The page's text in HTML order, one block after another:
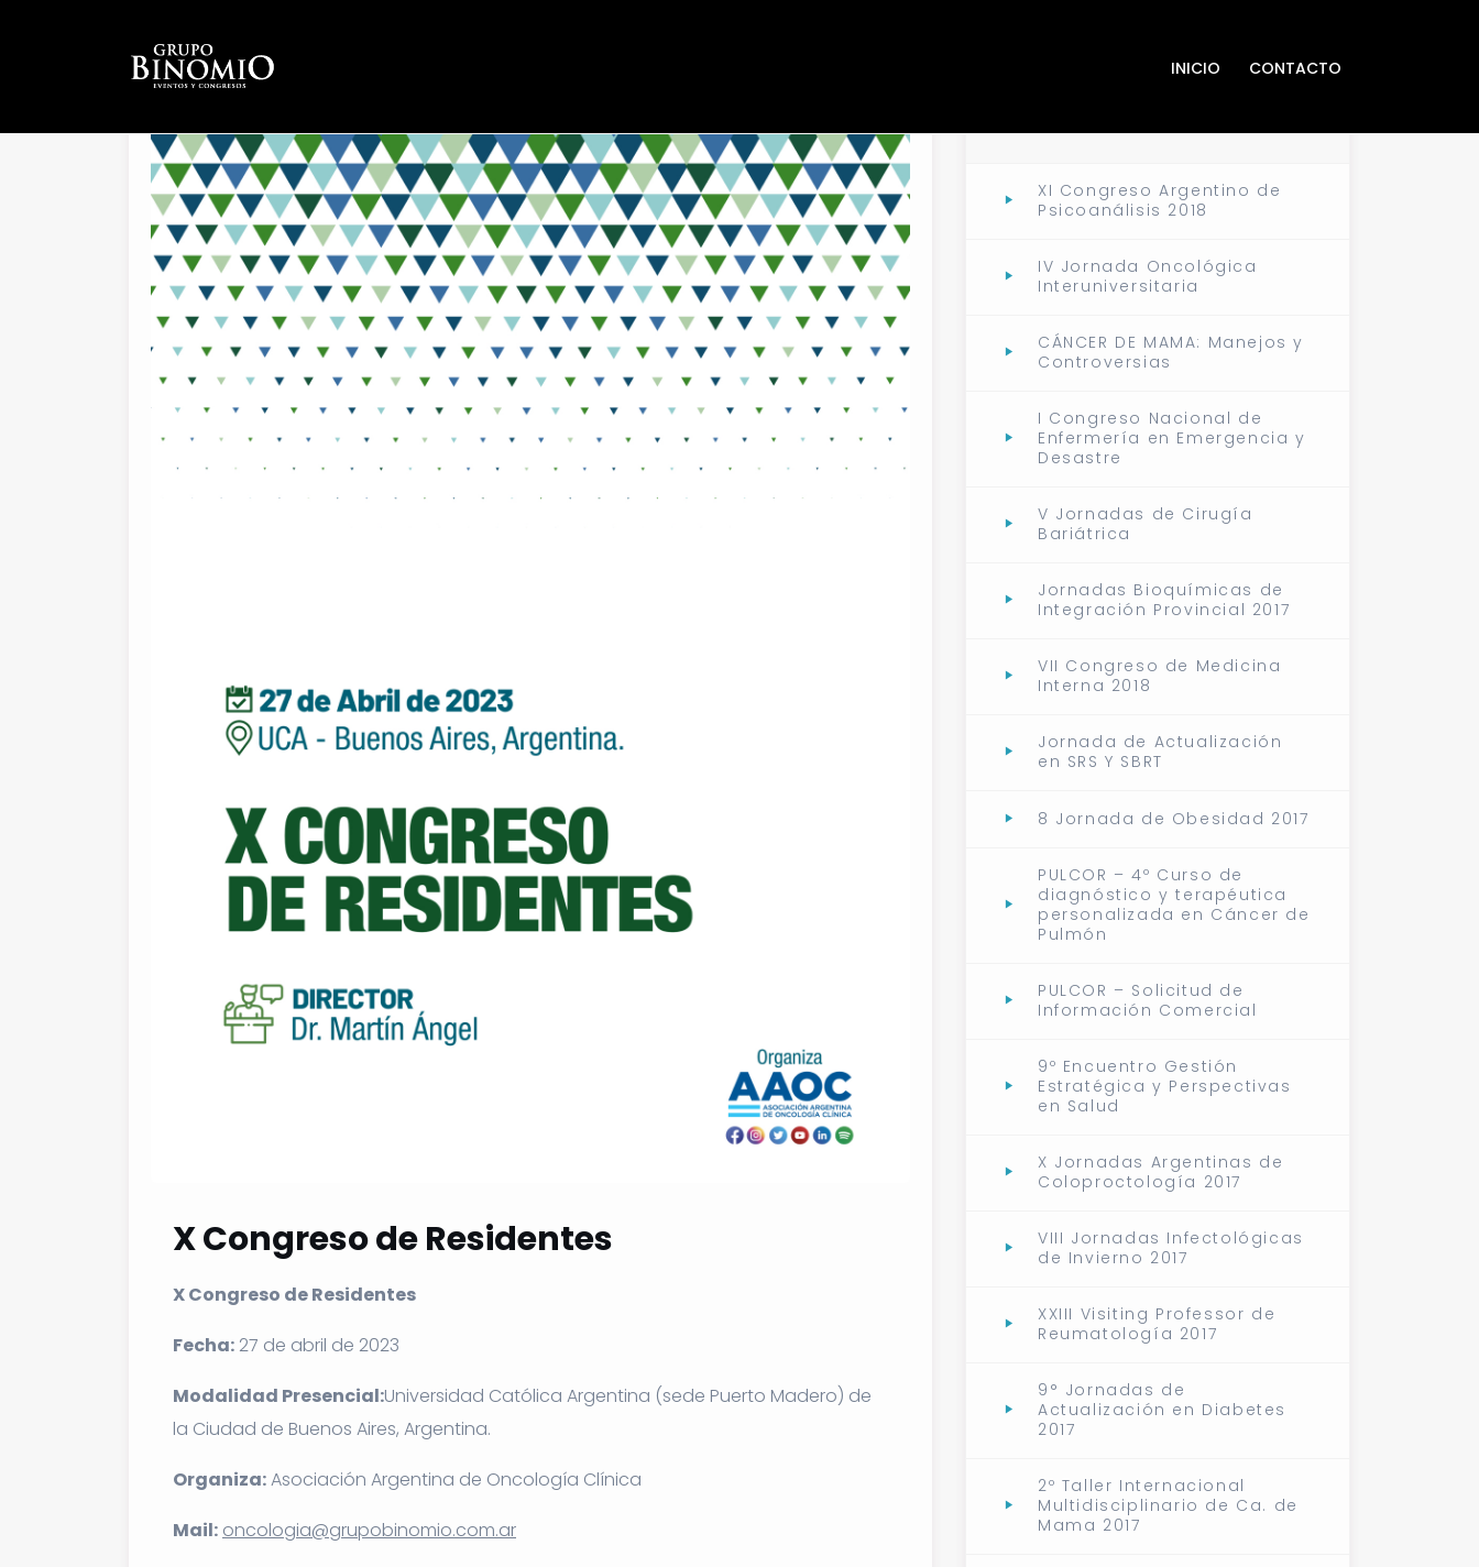
INICIO CONTACTO
X Congreso de Residentes
X Congreso de Residentes
Fecha: 27 de abril de 2023
Modalidad Presencial:Universidad Católica Argentina (sede Puerto Madero) de
la Ciudad de Buenos Aires, Argentina.
Organiza:Asociación Argentina de Oncología Clínica
Mail: oncologia@grupobinomio.com.ar
EVENTOS ANTERIORES
XI Congreso Argentino de
Psicoanálisis 2018
IV Jornada Oncológica
Interuniversitaria
CÁNCER DE MAMA: Manejos y
Controversias
I Congreso Nacional de
Enfermería en Emergencia y
Desastre
V Jornadas de Cirugía
Bariátrica
Jornadas Bioquímicas de
Integración Provincial 2017
VII Congreso de Medicina
Interna 2018
Jornada de Actualización
en SRS Y SBRT
8 Jornada de Obesidad 2017
PULCOR – 4º Curso de
diagnóstico y terapéutica
personalizada en Cáncer de
Pulmón
PULCOR – Solicitud de
Información Comercial
9º Encuentro Gestión
Estratégica y Perspectivas
en Salud
X Jornadas Argentinas de
Coloproctología 2017
VIII Jornadas Infectológicas
de Invierno 2017
XXIII Visiting Professor de
Reumatología 2017
9° Jornadas de
Actualización en Diabetes
2017
2º Taller Internacional
Multidisciplinario de Ca. de
Mama 2017